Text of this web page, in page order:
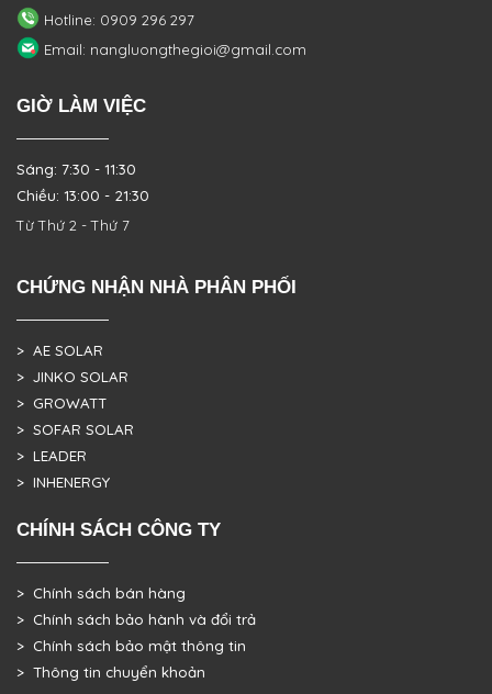
Hotline: 0909 296 297
Email: nangluongthegioi@gmail.com
GIỜ LÀM VIỆC
Sáng: 7:30 - 11:30
Chiều: 13:00 - 21:30
Từ Thứ 2 - Thứ 7
CHỨNG NHẬN NHÀ PHÂN PHỐI
> AE SOLAR
> JINKO SOLAR
> GROWATT
> SOFAR SOLAR
> LEADER
> INHENERGY
CHÍNH SÁCH CÔNG TY
> Chính sách bán hàng
> Chính sách bảo hành và đổi trả
> Chính sách bảo mật thông tin
> Thông tin chuyển khoản